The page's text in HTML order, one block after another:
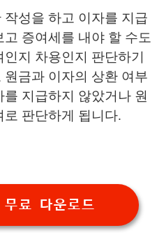
성을 하고 이자를 지급
증여세를 내야 할 수도
지 차용인지 판단하기
금과 이자의 상환 여부
지급하지 않았거나 원
판단하게 됩니다.
료 다운로드